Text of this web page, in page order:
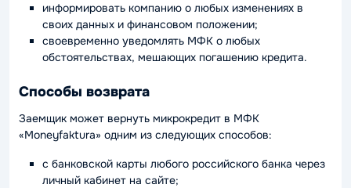
информировать компанию о любых изменениях в
своих данных и финансовом положении;
своевременно уведомлять МФК о любых
обстоятельствах, мешающих погашению кредита.
Способы возврата
Заемщик может вернуть микрокредит в МФК
«Moneyfaktura» одним из следующих способов:
с банковской карты любого российского банка через
личный кабинет на сайте;